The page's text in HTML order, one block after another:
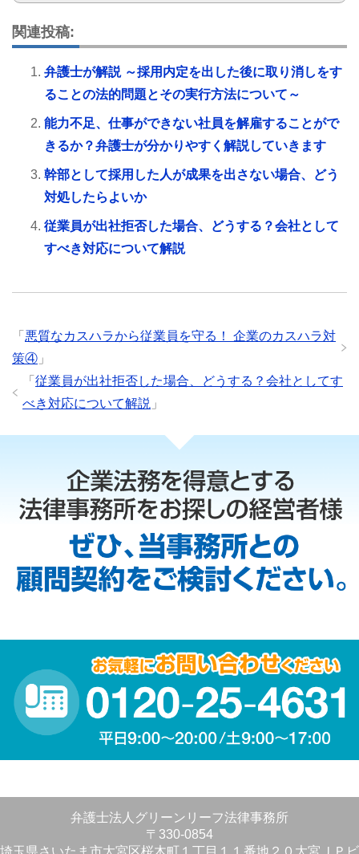
関連投稿:
弁護士が解説 ～採用内定を出した後に取り消しをす
ることの法的問題とその実行方法について～
能力不足、仕事ができない社員を解雇することがで
きるか？弁護士が分かりやすく解説していきます
幹部として採用した人が成果を出さない場合、どう
対処したらよいか
従業員が出社拒否した場合、どうする？会社として
すべき対応について解説
「 悪質なカスハラから従業員を守る！ 企業のカスハラ対
策④ 」
「 従業員が出社拒否した場合、どうする？会社としてす
べき対応について解説 」
弁護士法人グリーンリーフ法律事務所
〒330-0854
埼玉県さいたま市大宮区桜木町１丁目１１番地２０大宮ＪＰビ